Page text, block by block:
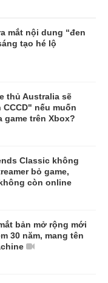
mắt nội dung “đen
tạo hé lộ
thủ Australia sẽ
nếu muốn
trên Xbox?
Classic không
bỏ game,
còn online
bản mở rộng mới
30 năm, mang tên